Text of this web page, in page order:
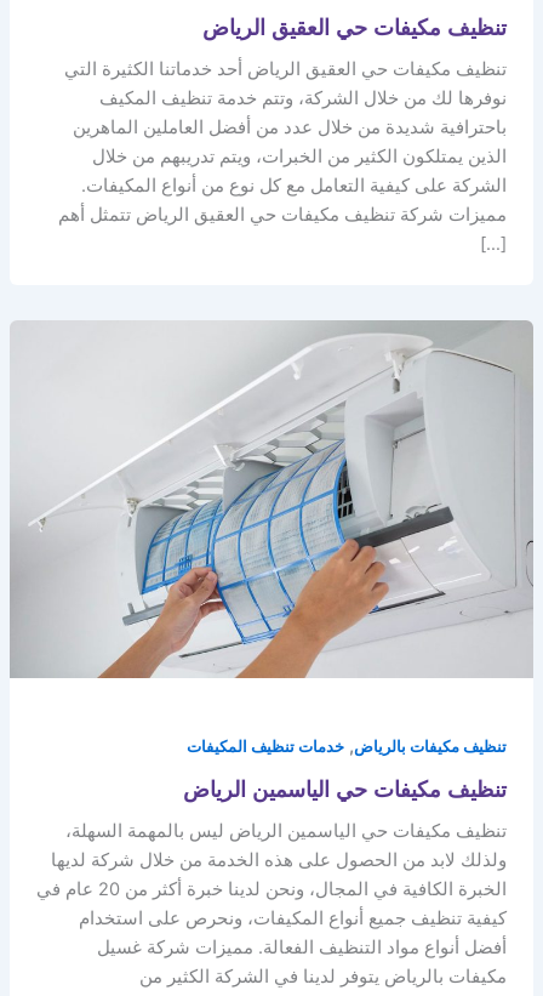
تنظيف مكيفات حي العقيق الرياض
تنظيف مكيفات حي العقيق الرياض أحد خدماتنا الكثيرة التي
نوفرها لك من خلال الشركة، وتتم خدمة تنظيف المكيف
باحترافية شديدة من خلال عدد من أفضل العاملين الماهرين
الذين يمتلكون الكثير من الخبرات، ويتم تدريبهم من خلال
الشركة على كيفية التعامل مع كل نوع من أنواع المكيفات.
مميزات شركة تنظيف مكيفات حي العقيق الرياض تتمثل أهم
[…]
تنظيف مكيفات بالرياض, خدمات تنظيف المكيفات
تنظيف مكيفات حي الياسمين الرياض
تنظيف مكيفات حي الياسمين الرياض ليس بالمهمة السهلة،
ولذلك لابد من الحصول على هذه الخدمة من خلال شركة لديها
الخبرة الكافية في المجال، ونحن لدينا خبرة أكثر من 20 عام في
كيفية تنظيف جميع أنواع المكيفات، ونحرص على استخدام
أفضل أنواع مواد التنظيف الفعالة. مميزات شركة غسيل
مكيفات بالرياض يتوفر لدينا في الشركة الكثير من